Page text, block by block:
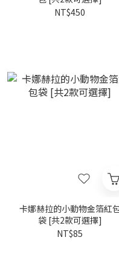
NT$450
卡娜赫拉的小動物金箔紅
袋 [共2款可選擇]
NT$85